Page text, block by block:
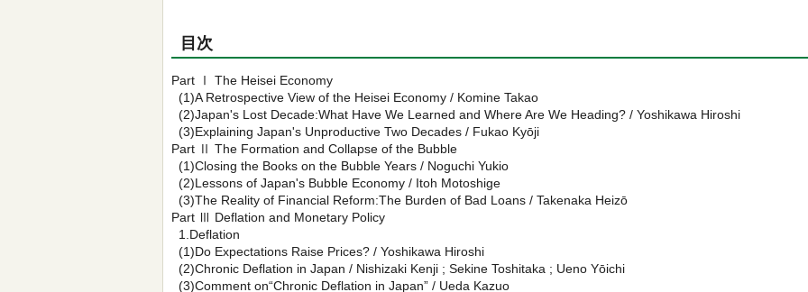
目次
Part Ⅰ The Heisei Economy
(1)A Retrospective View of the Heisei Economy / Komine Takao
(2)Japan's Lost Decade:What Have We Learned and Where Are We Heading? / Yoshikawa Hiroshi
(3)Explaining Japan's Unproductive Two Decades / Fukao Kyōji
Part Ⅱ The Formation and Collapse of the Bubble
(1)Closing the Books on the Bubble Years / Noguchi Yukio
(2)Lessons of Japan's Bubble Economy / Itoh Motoshige
(3)The Reality of Financial Reform:The Burden of Bad Loans / Takenaka Heizō
Part Ⅲ Deflation and Monetary Policy
1.Deflation
(1)Do Expectations Raise Prices? / Yoshikawa Hiroshi
(2)Chronic Deflation in Japan / Nishizaki Kenji ; Sekine Toshitaka ; Ueno Yōichi
(3)Comment on“Chronic Deflation in Japan” / Ueda Kazuo